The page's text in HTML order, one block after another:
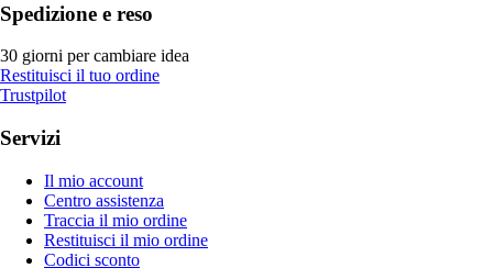
Spedizione e reso
30 giorni per cambiare idea
Restituisci il tuo ordine
Trustpilot
Servizi
Il mio account
Centro assistenza
Traccia il mio ordine
Restituisci il mio ordine
Codici sconto